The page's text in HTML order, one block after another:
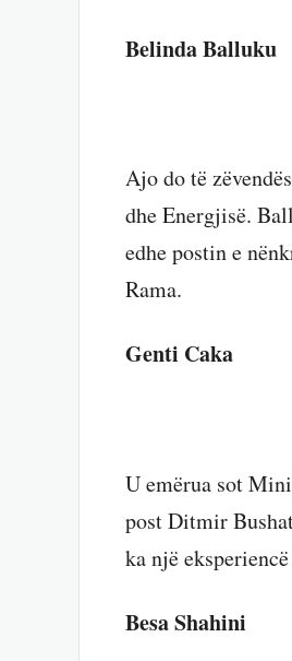
Belinda Balluku
Ajo do të
dhe Energjisë.
edhe postin e
Rama.
Genti Caka
U emërua sot
post Ditmir
ka një
Besa Shahini